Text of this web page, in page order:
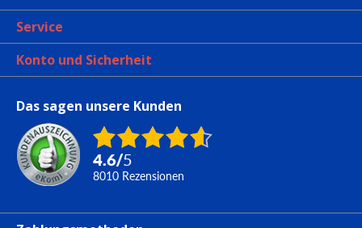
Service
Konto und Sicherheit
Das sagen unsere Kunden
4.6/5
8010 Rezensionen